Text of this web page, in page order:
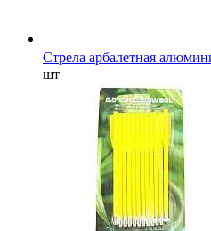
Стрела арбалетная
шт